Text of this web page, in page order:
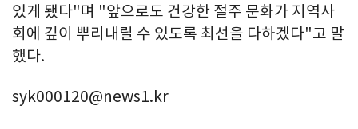
있게 됐다"며 "앞으로도 건강한 절주 문화가 지역사
회에 깊이 뿌리내릴 수 있도록 최선을 다하겠다"고 말
했다.
syk000120@news1.kr